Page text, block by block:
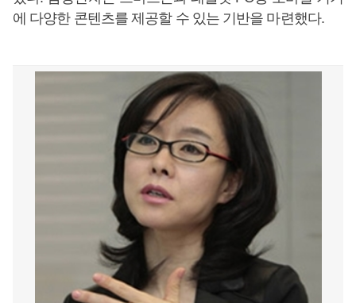
에 다양한 콘텐츠를 제공할 수 있는 기반을 마련했다.